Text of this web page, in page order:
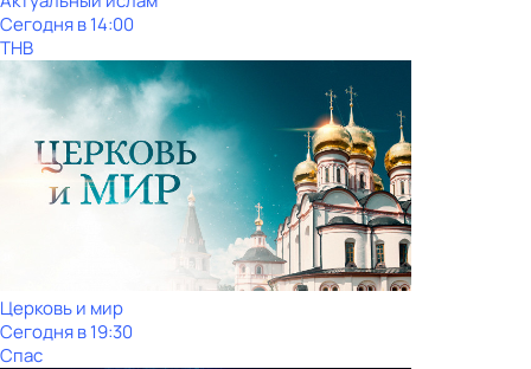
Сегодня в 14:00
ТНВ
Церковь и мир
Сегодня в 19:30
Спас